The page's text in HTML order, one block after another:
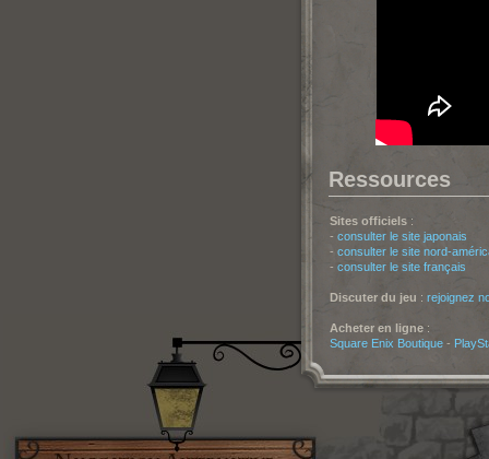
Ressources
Sites officiels :
-consulter le site japonais
-consulter le site nord-
-consulter le site français
Discuter du jeu :rejoignez
Acheter en ligne :
Square Enix Boutique -